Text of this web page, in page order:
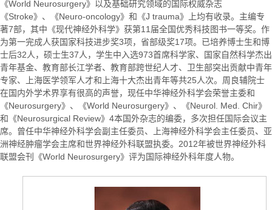
《World Neurosurgery》以及基础研究领域的国际权威杂志
《Stroke》、《Neuro-oncology》和《J trauma》上均有收录。主编专
著7部，其中《现代神经外科学》获第11届全国优秀科技图书一等奖。作
为第一完成人获国家科技进步奖3项，省部级奖17项。已培养博士生和博
士后32人，硕士生37人，学生中入选973首席科学家、国家自然科学杰出
青年基金、教育部长江学者、教育部跨世纪人才、卫生部突出贡献中青年
专家、上海医学领军人才和上海十大杰出青年等共25人次。周良辅院士
在国内外学术界享有很高的声誉，现任中华神经外科学会荣誉主委和
《Neurosurgery》、《World Neurosurgery》、《Neurol. Med. Chir》
和《Neurosurgical Review》4本国外杂志的编委，多次担任国际会议主
席。曾任中华神经外科学会副主任委员、上海神经外科学会主任委员、亚
洲神经肿瘤学会主席和世界神经外科联盟执委。2012年被世界神经外科
联盟会刊《World Neurosurgery》评为国际神经外科年度人物。